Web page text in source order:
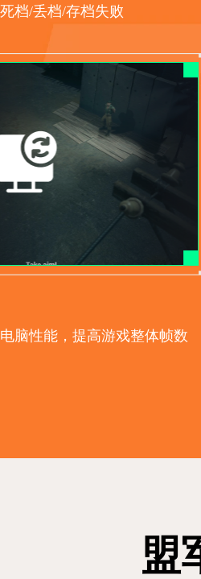
档/丢档/存档失败
脑性能，提高游戏整体帧数
盟